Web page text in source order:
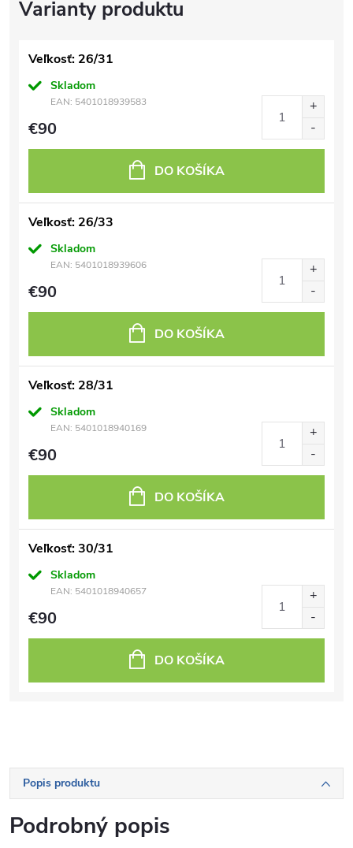
Veľkosť: 26/31
Skladom
EAN: 5401018939583
€90
DO KOŠÍKA
Veľkosť: 26/33
Skladom
EAN: 5401018939606
€90
DO KOŠÍKA
Veľkosť: 28/31
Skladom
EAN: 5401018940169
€90
DO KOŠÍKA
Veľkosť: 30/31
Skladom
EAN: 5401018940657
€90
DO KOŠÍKA
Popis produktu
Podrobný popis